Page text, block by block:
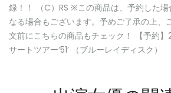
録！！ （C）RS ※この商品は、予約した場
なる場合もございます。予めご了承の上、
文前にこちらの商品もチェック！ 【予約
サートツアー‘51’ （ブルーレイディスク）